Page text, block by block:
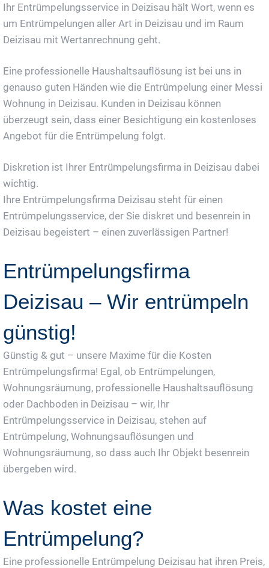
Ihr Entrümpelungsservice in Deizisau hält Wort, wenn es
um Entrümpelungen aller Art in Deizisau und im Raum
Deizisau mit Wertanrechnung geht.
Eine professionelle Haushaltsauflösung ist bei uns in
genauso guten Händen wie die Entrümpelung einer Messi
Wohnung in Deizisau. Kunden in Deizisau können
überzeugt sein, dass einer Besichtigung ein kostenloses
Angebot für die Entrümpelung folgt.
Diskretion ist Ihrer Entrümpelungsfirma in Deizisau dabei
wichtig.
Ihre Entrümpelungsfirma Deizisau steht für einen
Entrümpelungsservice, der Sie diskret und besenrein in
Deizisau begeistert – einen zuverlässigen Partner!
Entrümpelungsfirma
Deizisau – Wir entrümpeln
günstig!
Günstig & gut – unsere Maxime für die Kosten
Entrümpelungsfirma! Egal, ob Entrümpelungen,
Wohnungsräumung, professionelle Haushaltsauflösung
oder Dachboden in Deizisau – wir, Ihr
Entrümpelungsservice in Deizisau, stehen auf
Entrümpelung, Wohnungsauflösungen und
Wohnungsräumung, so dass auch Ihr Objekt besenrein
übergeben wird.
Was kostet eine
Entrümpelung?
Eine professionelle Entrümpelung Deizisau hat ihren Preis,